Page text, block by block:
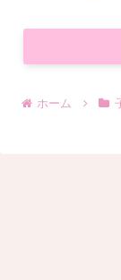
ホーム